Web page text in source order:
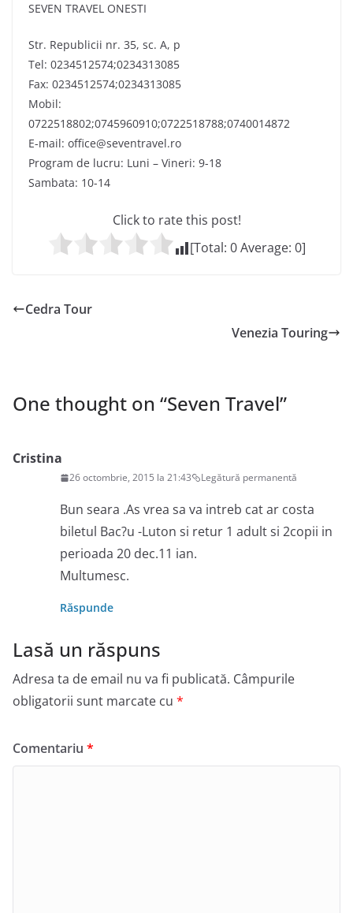
SEVEN TRAVEL ONESTI
Str. Republicii nr. 35, sc. A, p
Tel: 0234512574;0234313085
Fax: 0234512574;0234313085
Mobil:
0722518802;0745960910;0722518788;0740014872
E-mail: office@seventravel.ro
Program de lucru: Luni – Vineri: 9-18
Sambata: 10-14
Click to rate this post!
[Total: 0Average: 0]
Cedra Tour
Venezia Touring
One thought on “Seven Travel”
Cristina
26 octombrie, 2015 la 21:43 Legătură permanentă
Bun seara .As vrea sa va intreb cat ar costa
biletul Bac?u -Luton si retur 1 adult si 2copii in
perioada 20 dec.11 ian.
Multumesc.
Răspunde
Lasă un răspuns
Adresa ta de email nu va fi publicată. Câmpurile
obligatorii sunt marcate cu *
Comentariu *